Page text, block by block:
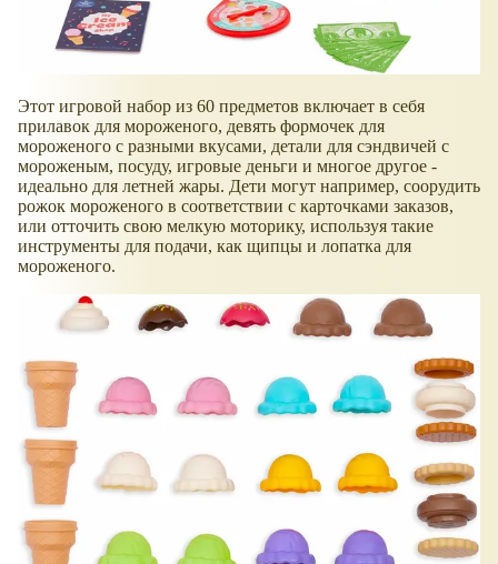
Этот игровой набор из 60 предметов включает в себя
прилавок для мороженого, девять формочек для
мороженого с разными вкусами, детали для сэндвичей с
мороженым, посуду, игровые деньги и многое другое -
идеально для летней жары. Дети могут например, соорудить
рожок мороженого в соответствии с карточками заказов,
или отточить свою мелкую моторику, используя такие
инструменты для подачи, как щипцы и лопатка для
мороженого.